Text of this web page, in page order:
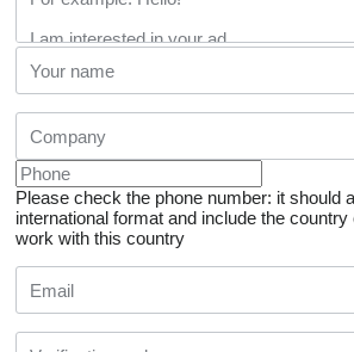
Please check the phone number: it should
international format and include the country
work with this country